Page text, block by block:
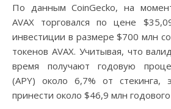
По данным CoinGecko, на
AVAX торговался по цене
инвестиции в размере $700 млн
токенов AVAX. Учитывая, что
время получают годовую
(APY) около 6,7% от стекинга,
принести около $46,9 млн